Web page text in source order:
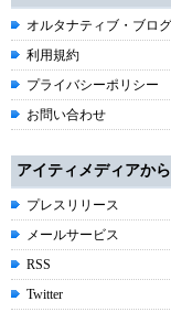
オルタナティブ・ブロ
利用規約
プライバシーポリシー
お問い合わせ
アイティメディアか
プレスリリース
メールサービス
RSS
Twitter